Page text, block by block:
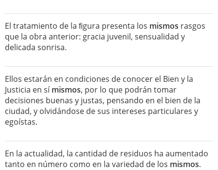
El tratamiento de la ﬁgura presenta los mismos rasgos
que la obra anterior: gracia juvenil, sensualidad y
delicada sonrisa.
Ellos estarán en condiciones de conocer el Bien y la
Justicia en símismos, por lo que podrán tomar
decisiones buenas y justas, pensando en el bien de la
ciudad, y olvidándose de sus intereses particulares y
egoístas.
En la actualidad, la cantidad de residuos ha aumentado
tanto en número como en la variedad de los mismos.